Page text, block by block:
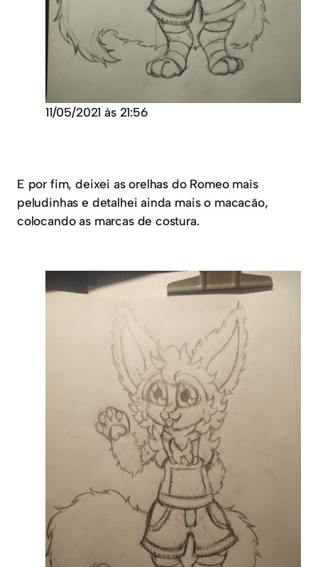
11/05/2021 às 21:56
E por fim, deixei as orelhas do Romeo mais
peludinhas e detalhei ainda mais o macacão,
colocando as marcas de costura.